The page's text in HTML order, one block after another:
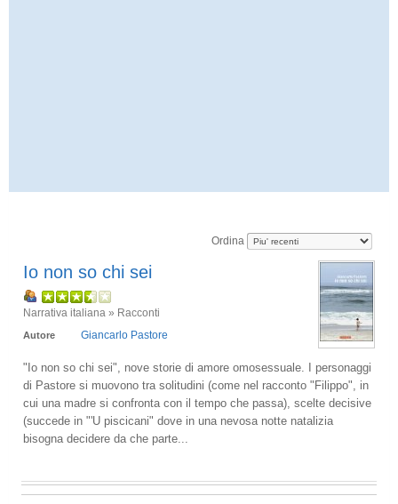
Ordina
Io non so chi sei
Narrativa italiana » Racconti
Autore Giancarlo Pastore
"Io non so chi sei", nove storie di amore omosessuale. I personaggi
di Pastore si muovono tra solitudini (come nel racconto "Filippo", in
cui una madre si confronta con il tempo che passa), scelte decisive
(succede in "'U piscicani" dove in una nevosa notte natalizia
bisogna decidere da che parte...